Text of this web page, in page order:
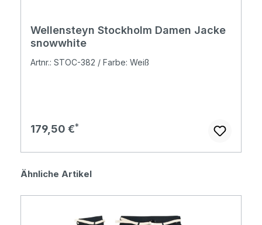
Wellensteyn Stockholm Damen Jacke
snowwhite
Artnr.: STOC-382 / Farbe: Weiß
Regulärer Preis:
179,50 €
Produktgalerie überspringen
Ähnliche Artikel